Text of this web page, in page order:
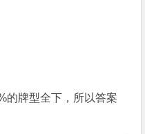
的牌型全下，所以答案